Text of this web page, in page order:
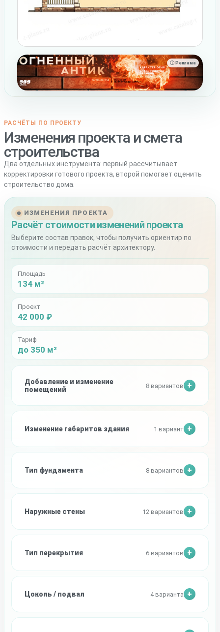
ⓘ Реклама
РАСЧЁТЫ ПО ПРОЕКТУ
Изменения проекта и смета
строительства
Два отдельных инструмента: первый рассчитывает
корректировки готового проекта, второй помогает оценить
строительство дома.
ИЗМЕНЕНИЯ ПРОЕКТА
Расчёт стоимости изменений проекта
Выберите состав правок, чтобы получить ориентир по
стоимости и передать расчёт архитектору.
Площадь
134 м²
Проект
42 000 ₽
Тариф
до 350 м²
Добавление и изменение
помещений
8 вариантов
Изменение габаритов здания 1 вариант
Тип фундамента 8 вариантов
Наружные стены 12 вариантов
Тип перекрытия 6 вариантов
Цоколь / подвал 4 варианта